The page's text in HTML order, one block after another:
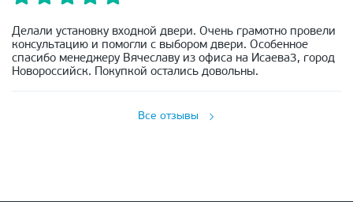
Делали установку входной двери. Очень грамотно провели
консультацию и помогли с выбором двери. Особенное
спасибо менеджеру Вячеславу из офиса на Исаева3, город
Новороссийск. Покупкой остались довольны.
Все отзывы